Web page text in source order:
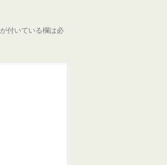
が付いている欄は必